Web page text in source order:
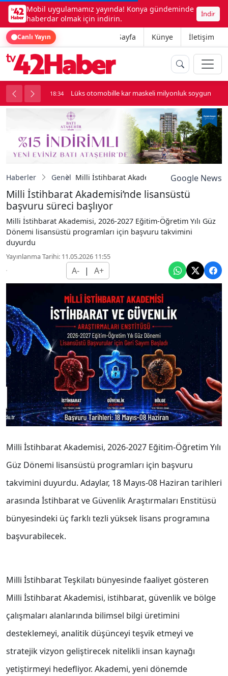
Mobil uygulamamız yayında! Konya gündeminde
haberdar olmak için indirin.
İndir
Canlı Yayın Ana Sayfa Künye İletişim
kavga çıktı 18:34 Lüks otomobille kar maskeli milyonluk soygun
Haberler Genel Milli İstihbarat Akademisi’nde lisansüstü
Google News
Milli İstihbarat Akademisi’nde lisansüstü
başvuru süreci başlıyor
Milli İstihbarat Akademisi, 2026-2027 Eğitim-Öğretim Yılı Güz
Dönemi lisansüstü programları için başvuru takvimini
duyurdu
Yayınlanma Tarihi: 11.05.2026 11:55
A- | A+
Milli İstihbarat Akademisi, 2026-2027 Eğitim-Öğretim Yılı
Güz Dönemi lisansüstü programları için başvuru
takvimini duyurdu. Adaylar, 18 Mayıs-08 Haziran tarihleri
arasında İstihbarat ve Güvenlik Araştırmaları Enstitüsü
bünyesindeki üç farklı tezli yüksek lisans programına
başvurabilecek.
Milli İstihbarat Teşkilatı bünyesinde faaliyet gösteren
Milli İstihbarat Akademisi, istihbarat, güvenlik ve bölge
çalışmaları alanlarında bilimsel bilgi üretimini
desteklemeyi, analitik düşünceyi teşvik etmeyi ve
stratejik vizyon geliştirecek nitelikli insan kaynağı
yetiştirmeyi hedefliyor. Akademi, yeni dönemde